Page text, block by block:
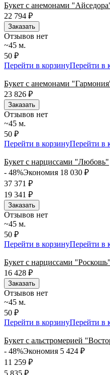
Букет с анемонами
22 794 ₽
Заказать
Отзывов нет
~45 м.
50 ₽
Перейти в корзинуПерейти в
Букет с анемонами
23 826 ₽
Заказать
Отзывов нет
~45 м.
50 ₽
Перейти в корзинуПерейти в
Букет с нарциссами "Любовь"
- 48%Экономия 18 030 ₽
37 371 ₽
19 341 ₽
Заказать
Отзывов нет
~45 м.
50 ₽
Перейти в корзинуПерейти в
Букет с нарциссами "Роскошь"
16 428 ₽
Заказать
Отзывов нет
~45 м.
50 ₽
Перейти в корзинуПерейти в
Букет с альстромерией
- 48%Экономия 5 424 ₽
11 259 ₽
5 835 ₽